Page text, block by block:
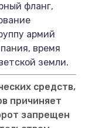
фланг,
армий
время
земли.
средств,
причиняет
запрещен